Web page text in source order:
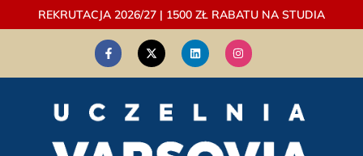
REKRUTACJA 2026/27 | 1500 ZŁ RABATU NA STUDIA